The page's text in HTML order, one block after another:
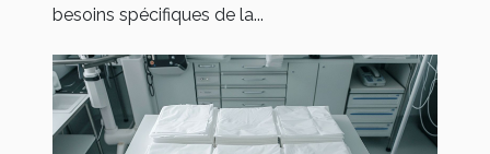
besoins spécifiques de la...